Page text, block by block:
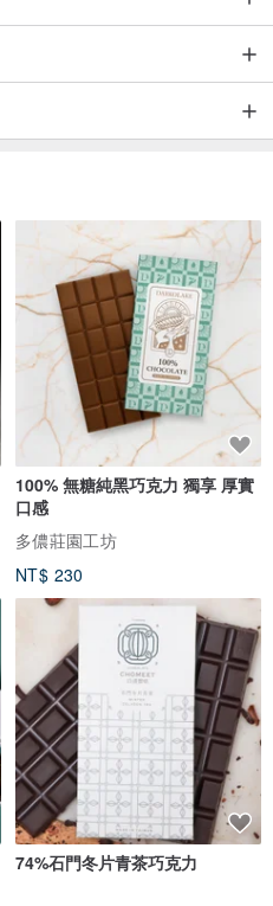
100% 無糖純黑巧克力 獨享 厚實
口感
多儂莊園工坊
NT$ 230
74%石門冬片青茶巧克力